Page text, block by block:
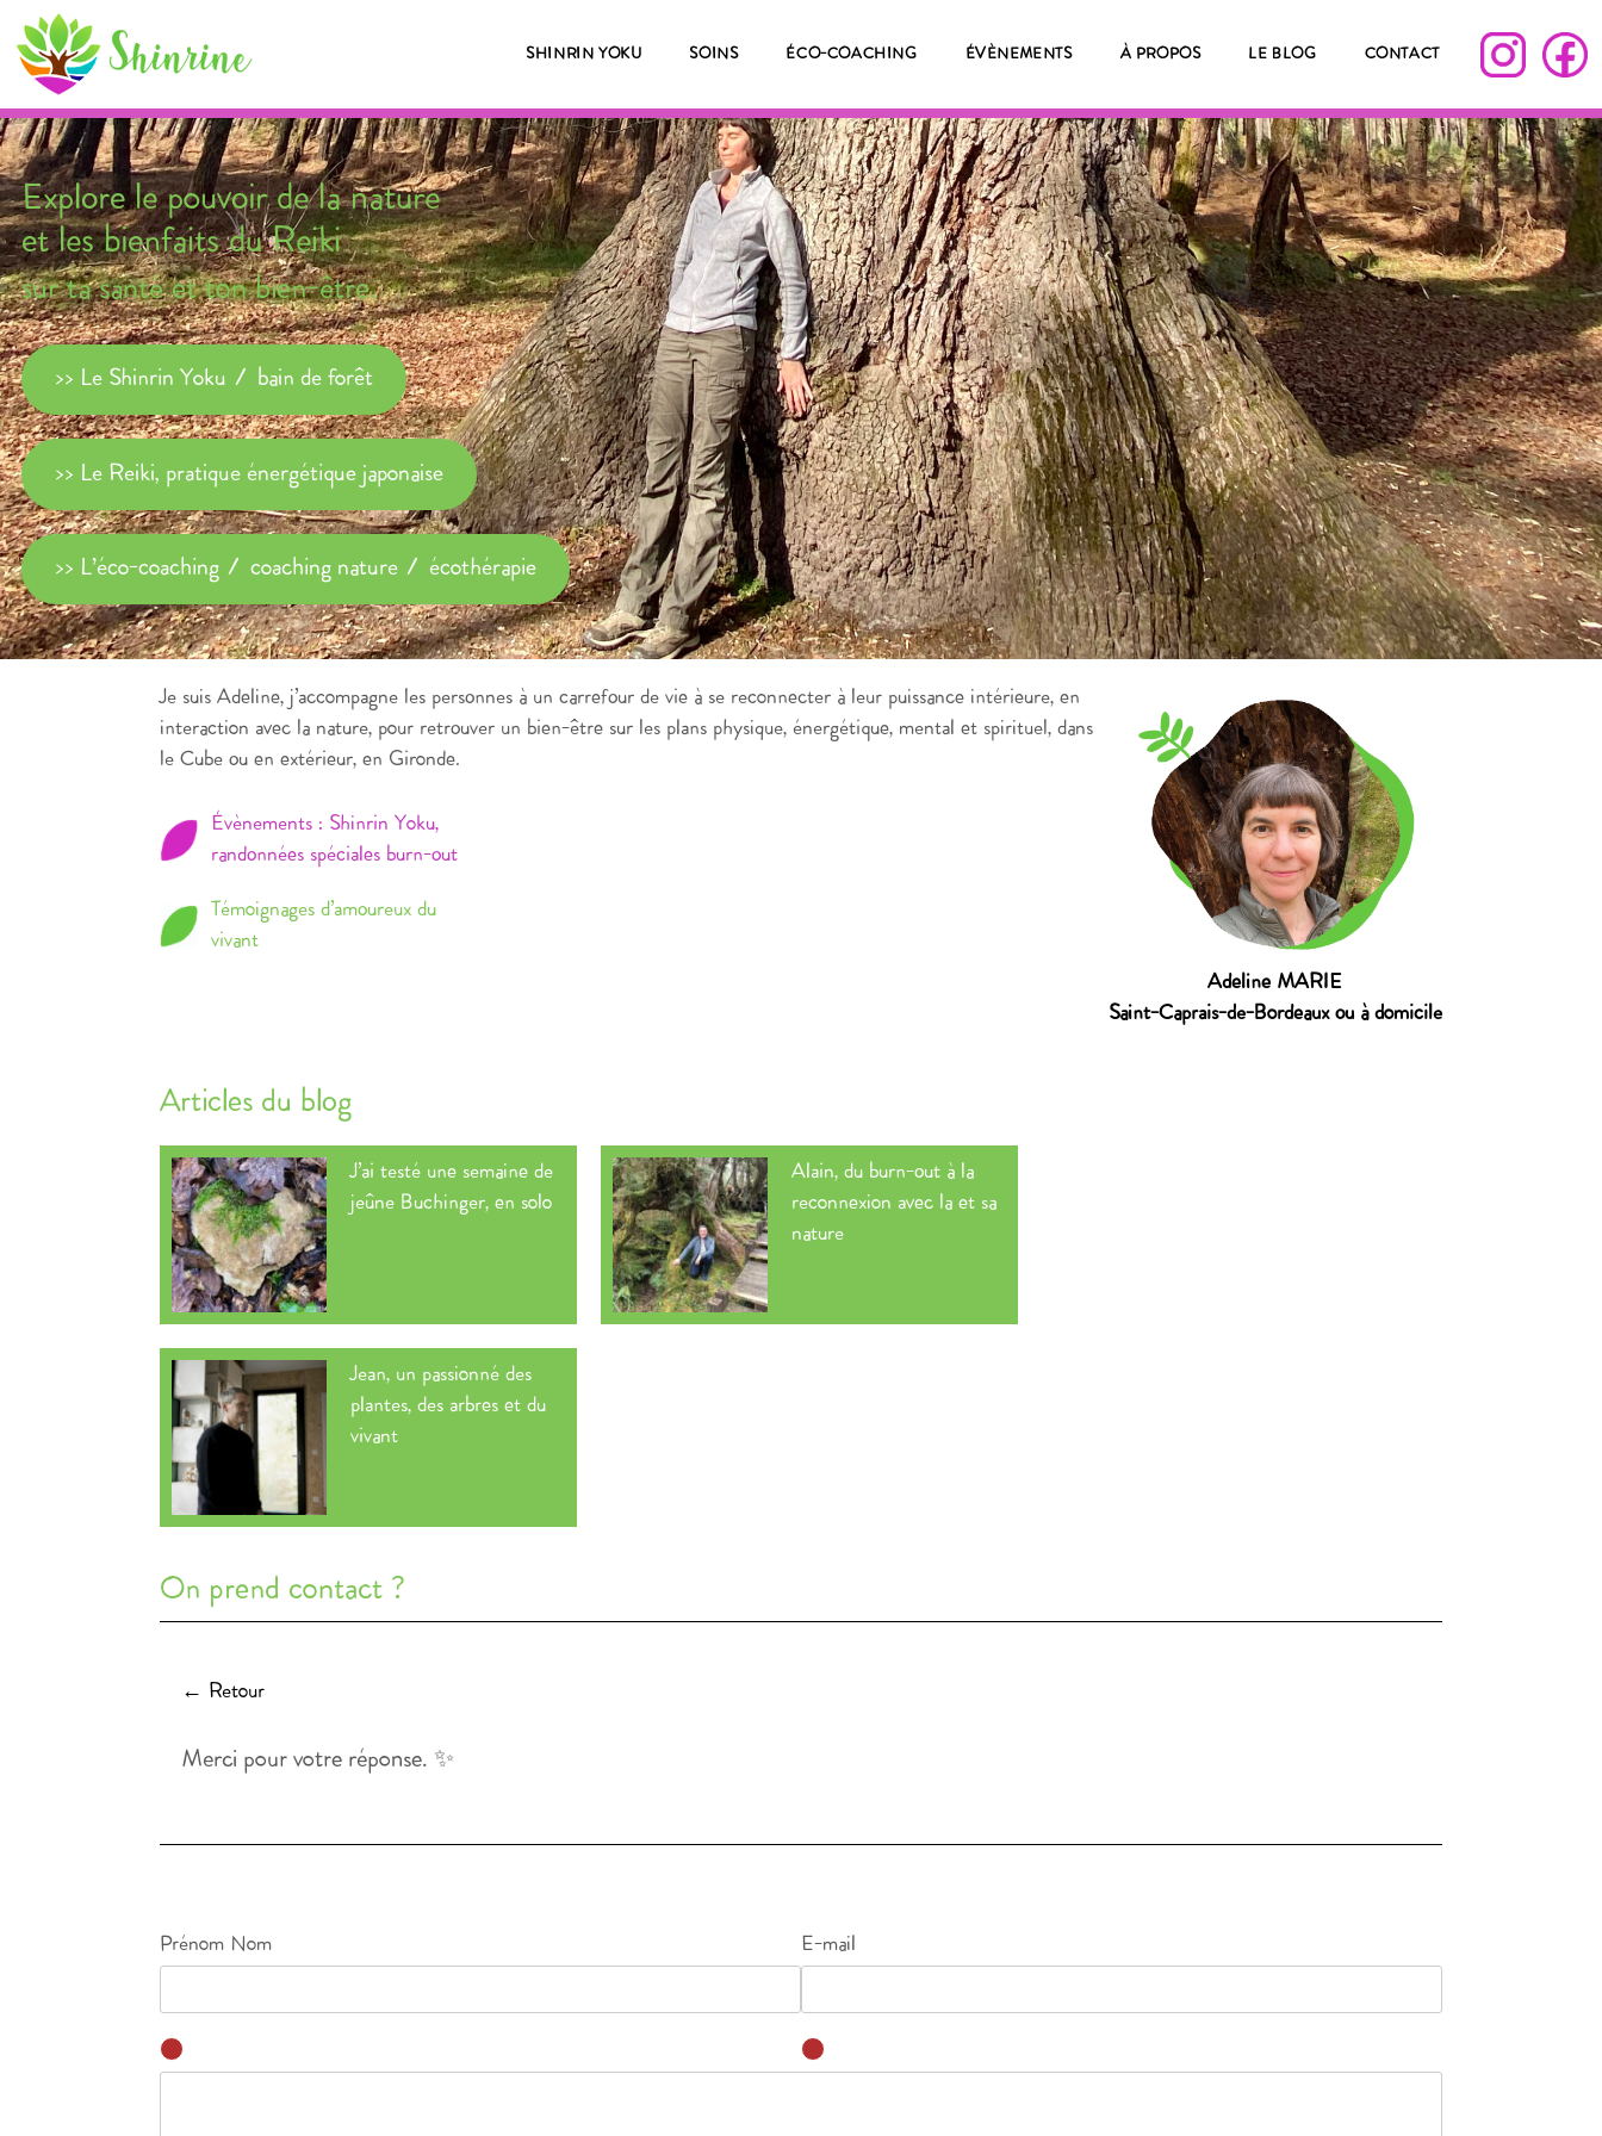
SHINRIN YOKU SOINS ÉCO-COACHING ÉVÈNEMENTS À PROPOS LE BLOG CONTACT
Explore le pouvoir de la nature
et les bienfaits du Reiki
sur ta santé et ton bien-être.
>> Le Shinrin Yoku / bain de forêt
>> Le Reiki, pratique énergétique japonaise
>> L’éco-coaching / coaching nature / écothérapie
Je suis Adeline, j’accompagne les personnes à un carrefour de vie à se reconnecter à leur puissance intérieure, en
interaction avec la nature, pour retrouver un bien-être sur les plans physique, énergétique, mental et spirituel, dans
le Cube ou en extérieur, en Gironde.
Évènements : Shinrin Yoku,
randonnées spéciales burn-out
Témoignages d’amoureux du
vivant
Adeline MARIE
Saint-Caprais-de-Bordeaux ou à domicile
Articles du blog
J’ai testé une semaine de
jeûne Buchinger, en solo
Alain, du burn-out à la
reconnexion avec la et sa
nature
Jean, un passionné des
plantes, des arbres et du
vivant
On prend contact ?
← Retour
Merci pour votre réponse. ✨
Prénom Nom E-mail